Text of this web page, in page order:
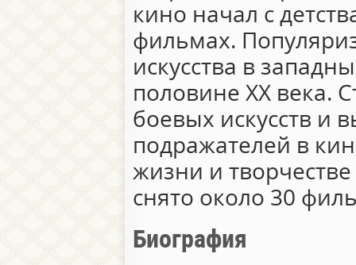
кино начал с
фильмах.
искусства в
половине XX века.
боевых искусств и
подражателей в
жизни и
снято около 30
Биография